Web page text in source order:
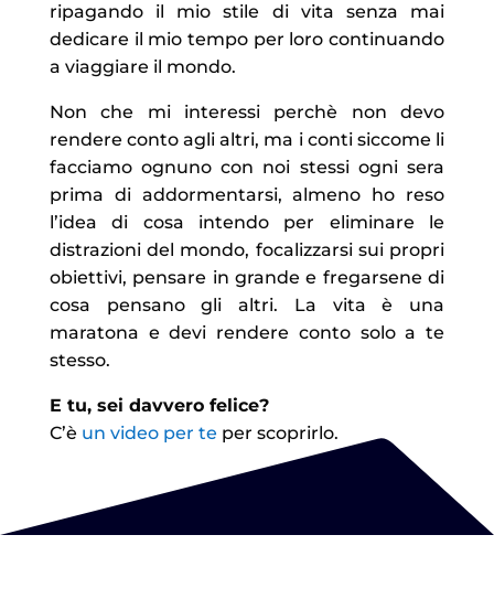
ripagando il mio stile di vita senza mai
dedicare il mio tempo per loro continuando
a viaggiare il mondo.
Non che mi interessi perchè non devo
rendere conto agli altri, ma i conti siccome li
facciamo ognuno con noi stessi ogni sera
prima di addormentarsi, almeno ho reso
l’idea di cosa intendo per eliminare le
distrazioni del mondo, focalizzarsi sui propri
obiettivi, pensare in grande e fregarsene di
cosa pensano gli altri. La vita è una
maratona e devi rendere conto solo a te
stesso.
E tu, sei davvero felice?
C’è un video per te per scoprirlo.